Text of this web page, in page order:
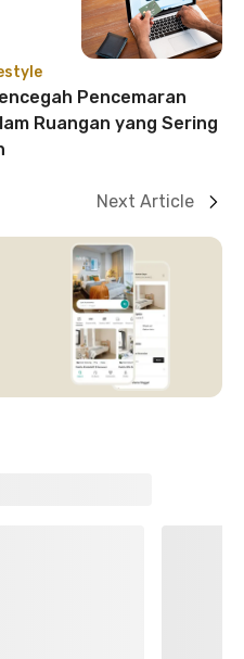
Pencemaran
Ruangan yang Sering
Next Article